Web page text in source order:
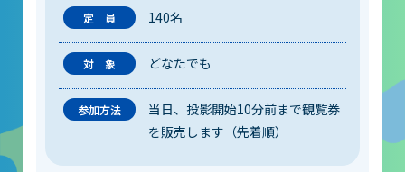
大村賞
科学館で働きたい方へ
140名
どなたでも
当日、投影開始10分前まで観覧券
を販売します（先着順）